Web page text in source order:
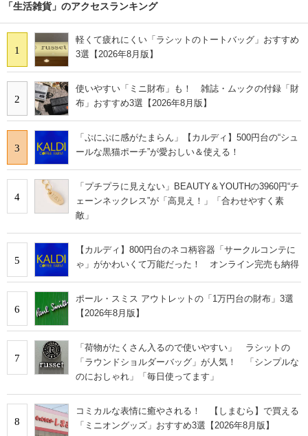
「生活雑貨」のアクセスランキング
1
軽くて疲れにくい「ラシットのトートバッグ」おすすめ
3選【2026年8月版】
2
使いやすい「ミニ財布」も！ 雑誌・ムックの付録「財
布」おすすめ3選【2026年8月版】
3
「ぷにぷに感がたまらん」【カルディ】500円台の“シュ
ールな黒猫ポーチ”が愛おしい＆使える！
4
「プチプラに見えない」BEAUTY＆YOUTHの3960円“チ
ェーンネックレス”が「高見え！」「合わせやすく素
敵」
5
【カルディ】800円台のネコ柄容器「サークルコンテに
ゃ」がかわいくて万能だった！ オンライン完売も納得
6
ポール・スミス アウトレットの「1万円台の財布」3選
【2026年8月版】
7
「荷物がたくさん入るので使いやすい」 ラシットの
「ラウンドショルダーバッグ」が人気！ 「シンプルな
のにおしゃれ」「毎日使ってます」
8
コミカルな表情に癒やされる！ 【しまむら】で買える
「ミニオングッズ」おすすめ3選【2026年8月版】